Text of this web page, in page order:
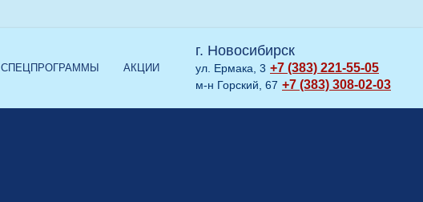
СПЕЦПРОГРАММЫ АКЦИИ
г. Новосибирск
ул. Ермака, 3 +7 (383) 221-55-05
м-н Горский, 67 +7 (383) 308-02-03